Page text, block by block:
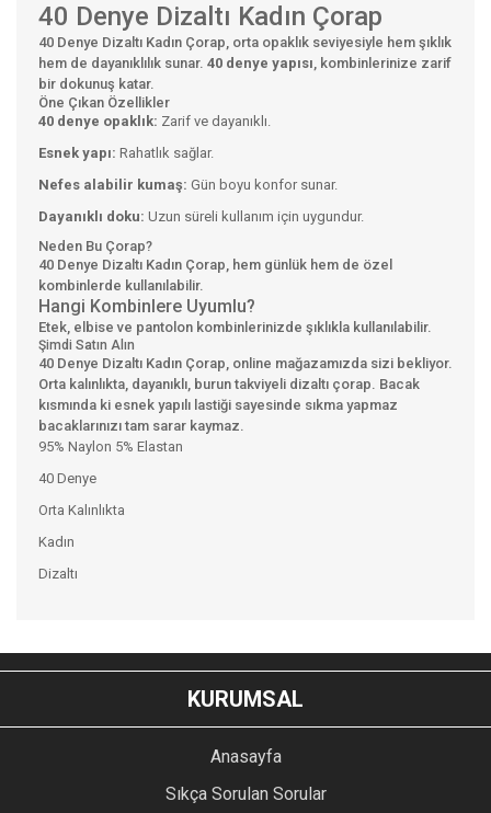
40 Denye Dizaltı Kadın Çorap
40 Denye Dizaltı Kadın Çorap, orta opaklık seviyesiyle hem şıklık
hem de dayanıklılık sunar. 40 denye yapısı, kombinlerinize zarif
bir dokunuş katar.
Öne Çıkan Özellikler
40 denye opaklık: Zarif ve dayanıklı.
Esnek yapı: Rahatlık sağlar.
Nefes alabilir kumaş: Gün boyu konfor sunar.
Dayanıklı doku: Uzun süreli kullanım için uygundur.
Neden Bu Çorap?
40 Denye Dizaltı Kadın Çorap, hem günlük hem de özel
kombinlerde kullanılabilir.
Hangi Kombinlere Uyumlu?
Etek, elbise ve pantolon kombinlerinizde şıklıkla kullanılabilir.
Şimdi Satın Alın
40 Denye Dizaltı Kadın Çorap, online mağazamızda sizi bekliyor.
Orta kalınlıkta, dayanıklı, burun takviyeli dizaltı çorap. Bacak
kısmında ki esnek yapılı lastiği sayesinde sıkma yapmaz
bacaklarınızı tam sarar kaymaz.
95% Naylon 5% Elastan
40 Denye
Orta Kalınlıkta
Kadın
Dizaltı
YORUM YAZ
Bu ürünün fiyat bilgisi, resim, ürün açıklamalarında ve diğer
konularda yetersiz gördüğünüz noktaları öneri formunu
kullanarak tarafımıza iletebilirsiniz.
Ürün resmi kalitesiz, bozuk veya görüntülenemiyor.
Ürün açıklamasında eksik bilgiler bulunuyor.
KURUMSAL
Anasayfa
Sıkça Sorulan Sorular